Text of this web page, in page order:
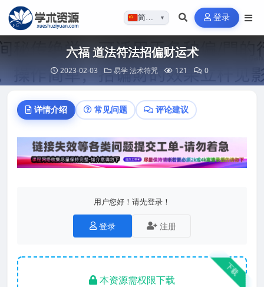
简体…▼ 登录
六福 道法符法招偏财运术
2023-02-03 易学法术符咒 121 0
详情介绍 常见问题 评论建议
用户您好！请先登录！
登录 注册
下载
本资源需权限下载